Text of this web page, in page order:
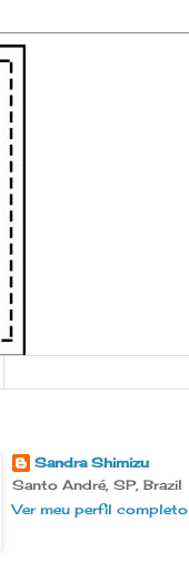
Sandra Shimizu
Santo André, SP, Brazil
Ver meu perfil completo